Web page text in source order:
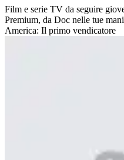
Film e serie TV da seguire
Premium, da Doc nelle tue
America: Il primo vendicatore